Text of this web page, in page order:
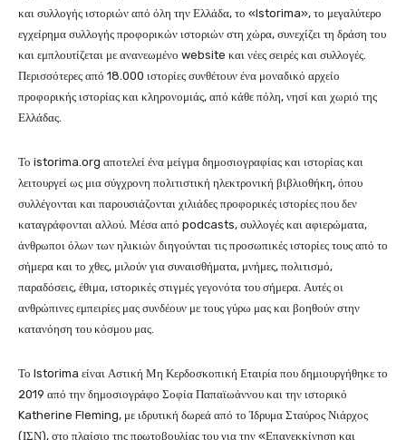
και συλλογής ιστοριών από όλη την Ελλάδα, το «Istorima», το μεγαλύτερο
εγχείρημα συλλογής προφορικών ιστοριών στη χώρα, συνεχίζει τη δράση του
και εμπλουτίζεται με ανανεωμένο website και νέες σειρές και συλλογές.
Περισσότερες από 18.000 ιστορίες συνθέτουν ένα μοναδικό αρχείο
προφορικής ιστορίας και κληρονομιάς, από κάθε πόλη, νησί και χωριό της
Ελλάδας.
Το istorima.org αποτελεί ένα μείγμα δημοσιογραφίας και ιστορίας και
λειτουργεί ως μια σύγχρονη πολιτιστική ηλεκτρονική βιβλιοθήκη, όπου
συλλέγονται και παρουσιάζονται χιλιάδες προφορικές ιστορίες που δεν
καταγράφονται αλλού. Μέσα από podcasts, συλλογές και αφιερώματα,
άνθρωποι όλων των ηλικιών διηγούνται τις προσωπικές ιστορίες τους από το
σήμερα και το χθες, μιλούν για συναισθήματα, μνήμες, πολιτισμό,
παραδόσεις, έθιμα, ιστορικές στιγμές γεγονότα του σήμερα. Αυτές οι
ανθρώπινες εμπειρίες μας συνδέουν με τους γύρω μας και βοηθούν στην
κατανόηση του κόσμου μας.
Το Istorima είναι Αστική Μη Κερδοσκοπική Εταιρία που δημιουργήθηκε το
2019 από την δημοσιογράφο Σοφία Παπαϊωάννου και την ιστορικό
Katherine Fleming, με ιδρυτική δωρεά από το Ίδρυμα Σταύρος Νιάρχος
(ΙΣΝ), στο πλαίσιο της πρωτοβουλίας του για την «Επανεκκίνηση και